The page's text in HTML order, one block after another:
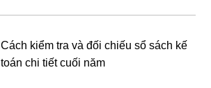
Cách kiểm tra và đối chiếu sổ sách kế
toán chi tiết cuối năm